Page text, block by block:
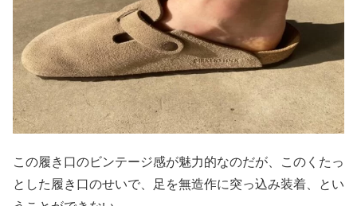
この履き口のビンテージ感が魅力的なのだが、このくたっ
とした履き口のせいで、足を無造作に突っ込み装着、とい